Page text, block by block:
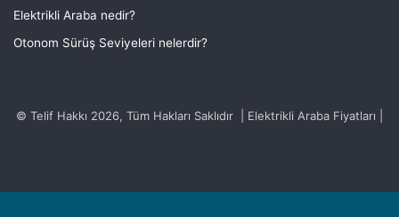
Elektrikli Araba nedir?
Otonom Sürüş Seviyeleri nelerdir?
© Telif Hakkı 2026, Tüm Hakları Saklıdır | Elektrikli Araba Fiyatları |